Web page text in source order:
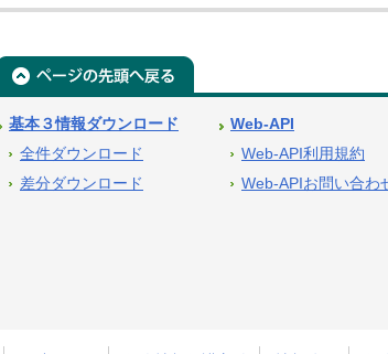
基本３情報ダウンロード
全件ダウンロード
差分ダウンロード
Web-API
Web-API利用規約
Web-APIお問い合わ